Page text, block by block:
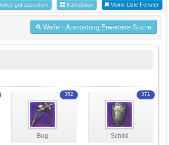
Meine Liste Fenster
Kalkulation
gut aussehen
Waffe・Ausrüstung Erweiterte Suche
Bug
352
Schild
371